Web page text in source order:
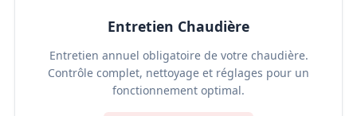
Entretien Chaudière
Entretien annuel obligatoire de votre chaudière.
Contrôle complet, nettoyage et réglages pour un
fonctionnement optimal.